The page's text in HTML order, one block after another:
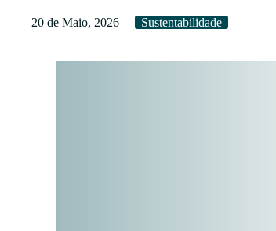
20 de Maio, 2026 Sustentabilidade